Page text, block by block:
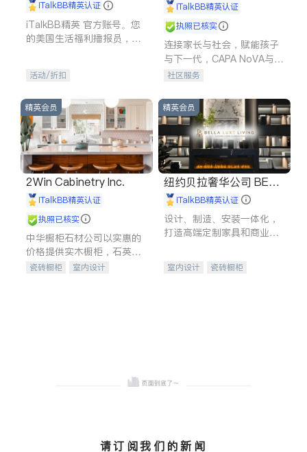
iTalkBB精英认证
iTalkBB精英 官方账号。您
的美国生活福利播报员，精
专属福利。
活动/折扣
长会iTalkBB精英认证
执照已核实
连接家长与社会，赋能孩子
与下一代，CAPA NoVA与您
携手建设包容、公平、充满
社区服务
精英会员
2Win Cabinetry Inc.
iTalkBB精英认证
执照已核实
中华橱柜石材公司以实惠的
价格提供实木橱柜，石英石
台面，多种优质不锈钢水
瓷砖橱柜
室内设计
精英会员
纽约贝拉奢华公司 BELL
A LUXE
iTalkBB精英认证
设计、制造、安装一体化，
打造高端定制家具和商业空
室内设计
瓷砖橱柜
请订阅我们的新闻